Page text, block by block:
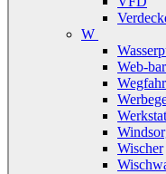
W
Web-
Wischer